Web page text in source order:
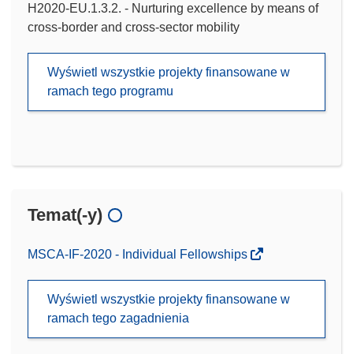
H2020-EU.1.3.2. - Nurturing excellence by means of
cross-border and cross-sector mobility
Wyświetl wszystkie projekty finansowane w
ramach tego programu
Temat(-y)
MSCA-IF-2020 - Individual Fellowships
Wyświetl wszystkie projekty finansowane w
ramach tego zagadnienia